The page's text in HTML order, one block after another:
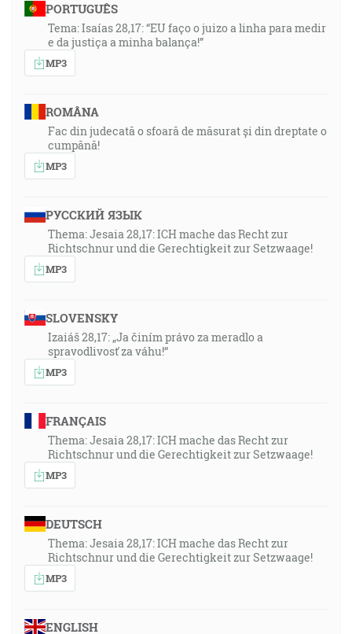
PORTUGUÊS
Tema: Isaías 28,17: “EU faço o juizo a linha para medir
e da justiça a minha balança!”
MP3
ROMÂNA
Fac din judecată o sfoară de măsurat și din dreptate o
cumpănă!
MP3
РУССКИЙ ЯЗЫК
Thema: Jesaia 28,17: ICH mache das Recht zur
Richtschnur und die Gerechtigkeit zur Setzwaage!
MP3
SLOVENSKY
Izaiáš 28,17: „Ja činím právo za meradlo a
spravodlivosť za váhu!“
MP3
FRANÇAIS
Thema: Jesaia 28,17: ICH mache das Recht zur
Richtschnur und die Gerechtigkeit zur Setzwaage!
MP3
DEUTSCH
Thema: Jesaia 28,17: ICH mache das Recht zur
Richtschnur und die Gerechtigkeit zur Setzwaage!
MP3
ENGLISH